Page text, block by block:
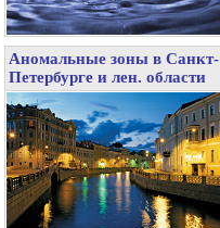
Аномальные зоны в Санкт-
Петербурге и лен. области